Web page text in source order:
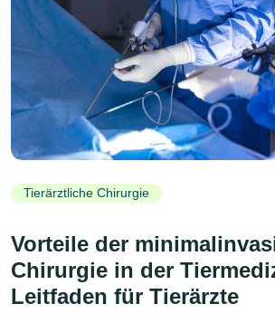
Tierärztliche Chirurgie
Vorteile der
Chirurgie in der
Leitfaden für Tierärzte